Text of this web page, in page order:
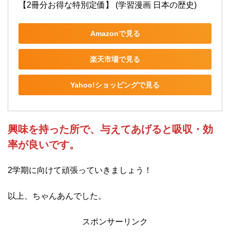
【2冊分お得な特別定価】 (学習漫画 日本の歴史)
Amazonで見る
楽天市場で見る
Yahoo!ショッピングで見る
興味を持った所で、与えてあげると吸収・効
率が良いです。
2学期に向けて頑張っていきましょう！
以上、ちゃんあんでした。
スポンサーリンク